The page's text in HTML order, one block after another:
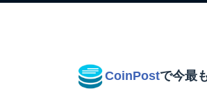
CoinPostで今最